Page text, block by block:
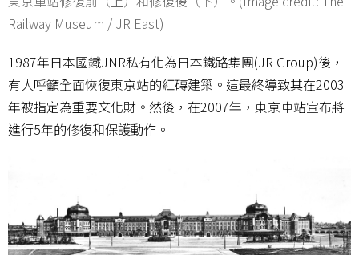
Railway Museum / JR East)
1987年日本國鐵JNR私有化為日本鐵路集團(JR Group)後，
有人呼籲全面恢復東京站的紅磚建築。這最終導致其在2003
年被指定為重要文化財。然後，在2007年，東京車站宣布將
進行5年的修復和保護動作。